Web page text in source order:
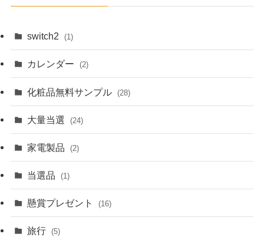
switch2 (1)
カレンダー (2)
化粧品無料サンプル (28)
大量当選 (24)
家電製品 (2)
当選品 (1)
懸賞プレゼント (16)
旅行 (5)